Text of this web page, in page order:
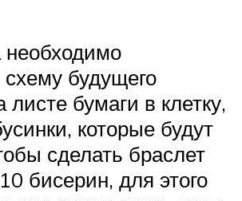
схему будущего
листе бумаги в клетку,
которые будут
сделать браслет
бисерин, для этого